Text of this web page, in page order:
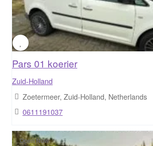
Pars 01 koerier
Zuid-Holland
Zoetermeer, Zuid-Holland, Netherlands
0611191037
Open Now